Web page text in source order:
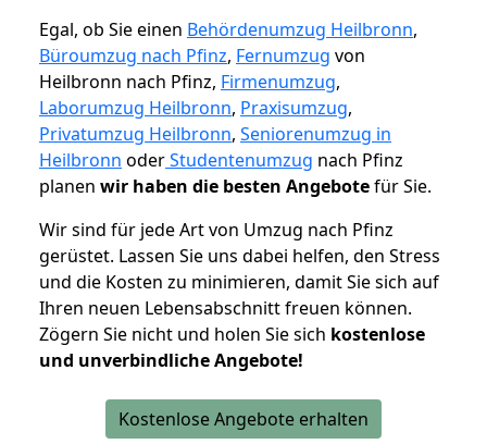
Egal, ob Sie einen Behördenumzug Heilbronn,
Büroumzug nach Pfinz, Fernumzug von
Heilbronn nach Pfinz, Firmenumzug,
Laborumzug Heilbronn, Praxisumzug,
Privatumzug Heilbronn, Seniorenumzug in
Heilbronn oderStudentenumzug nach Pfinz
planen wir haben die besten Angebotefür Sie.
Wir sind für jede Art von Umzug nach Pfinz
gerüstet. Lassen Sie uns dabei helfen, den Stress
und die Kosten zu minimieren, damit Sie sich auf
Ihren neuen Lebensabschnitt freuen können.
Zögern Sie nicht und holen Sie sich kostenlose
und unverbindliche Angebote!
Kostenlose Angebote erhalten